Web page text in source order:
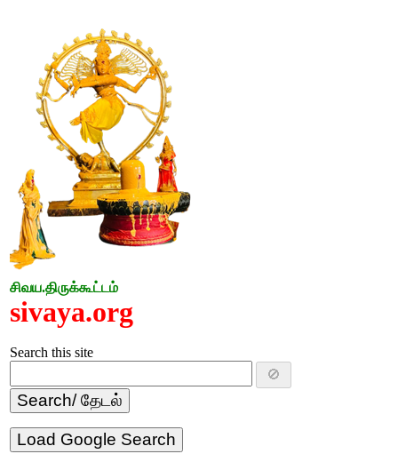
சிவய.திருக்கூட்டம்
sivaya.org
Search this site
🚫
Load Google Search